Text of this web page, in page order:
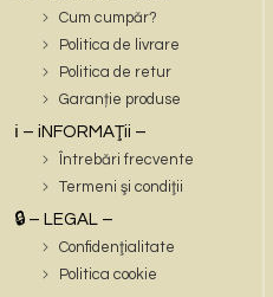
Cum cumpăr?
Politica de livrare
Politica de retur
Garanție produse
ℹ️ – iNFORMAŢii –
Întrebări frecvente
Termeni şi condiţii
🔒 – LEGAL –
Confidenţialitate
Politica cookie